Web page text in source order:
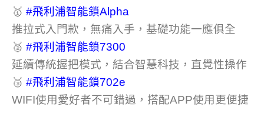
🥇 #飛利浦智能鎖Alpha
推拉式入門款，無痛入手，基礎功能一應俱全
🥈 #飛利浦智能鎖7300
延續傳統握把模式，結合智慧科技，直覺性操作
🥉 #飛利浦智能鎖702e
WIFI使用愛好者不可錯過，搭配APP使用更便捷